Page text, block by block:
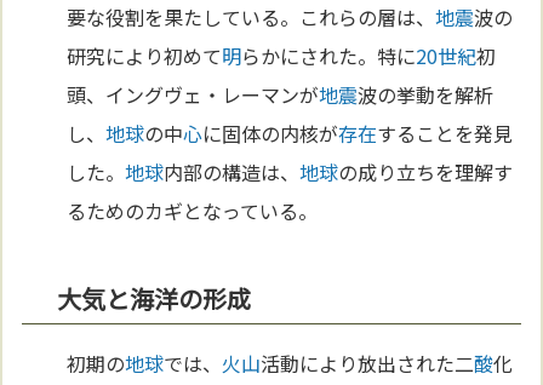
要な役割を果たしている。これらの層は、地震波の
研究により初めて明らかにされた。特に20世紀初
頭、イングヴェ・レーマンが地震波の挙動を解析
し、地球の中心に固体の内核が存在することを発見
した。地球内部の構造は、地球の成り立ちを理解す
るためのカギとなっている。
大気と海洋の形成
初期の地球では、 火山活動により放出された二酸化